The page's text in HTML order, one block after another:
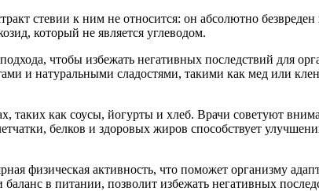
стевии к ним не относится: он абсолютно
который не является углеводом.
чтобы избежать негативных последствий для
и натуральными сладостями, такими как мед или
таких как соусы, йогурты и хлеб. Врачи советуют
белков и здоровых жиров способствует
физическая активность, что поможет организму
в питании, позволит избежать негативных